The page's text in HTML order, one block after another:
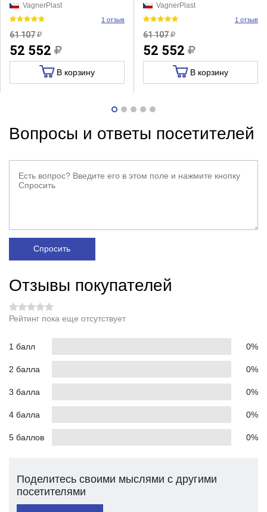
VagnerPlast
1 отзыв
61 107
52 552
В корзину
VagnerPlast
1 отзыв
61 107
52 552
В корзину
Вопросы и ответы посетителей
Спросить
Отзывы покупателей
Рейтинг пока еще отсутствует
1 балл 0%
2 балла 0%
3 балла 0%
4 балла 0%
5 баллов 0%
Поделитесь своими мыслями с другими
посетителями